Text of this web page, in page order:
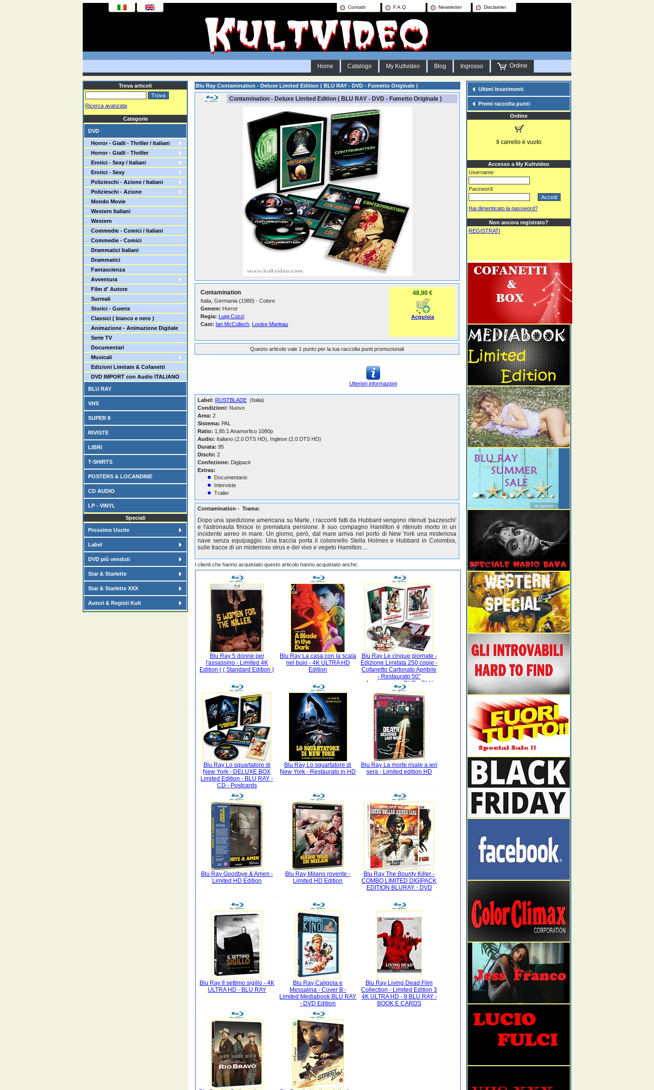
Contatti F.A.Q. Newsletter Disclaimer
Home Catalogo My Kultvideo Blog Ingrosso Ordine
Trova articoli
Ricerca avanzata
Categorie
DVD
Horror - Gialli - Thriller / Italiani
Horror - Gialli - Thriller
Erotici - Sexy / Italiani
Erotici - Sexy
Polizieschi - Azione / Italiani
Polizieschi - Azione
Mondo Movie
Western Italiani
Western
Commedie - Comici / Italiani
Commedie - Comici
Drammatici Italiani
Drammatici
Fantascienza
Avventura
Film d' Autore
Surreali
Storici - Guerra
Classici ( bianco e nero )
Animazione - Animazione Digitale
Serie TV
Documentari
Musicali
Edizioni Limitate & Cofanetti
DVD IMPORT con Audio ITALIANO
BLU RAY
VHS
SUPER 8
RIVISTE
LIBRI
T-SHIRTS
POSTERS & LOCANDINE
CD AUDIO
LP - VINYL
Speciali
Prossime Uscite
Label
DVD più venduti
Star & Starlette
Star & Starlette XXX
Autori & Registi Kult
Blu Ray Contamination - Deluxe Limited Edition ( BLU RAY - DVD - Fumetto Originale )
Contamination - Deluxe Limited Edition ( BLU RAY - DVD - Fumetto Originale )
Contamination
Italia, Germania (1980) - Colore
Genere: Horror
Regia: Luigi Cozzi
Cast: Ian McCulloch Louise Marleau
48,90 €
Acquista
Questo articolo vale 1 punto per la tua raccolta punti promozionali
Ulteriori informazioni
Label: RUSTBLADE (Italia)
Condizioni: Nuovo
Area: 2
Sistema: PAL
Ratio: 1,85:1 Anamorfico 1080p
Audio: Italiano (2.0 DTS HD), Inglese (2.0 DTS HD)
Durata: 95
Dischi: 2
Confezione: Digipack
Extras:
Documentario
Interviste
Trailer
Contamination - Trama:
Dopo una spedizione americana su Marte, i racconti fatti da Hubbard vengono ritenuti 'pazzeschi'
e l'astronauta finisce in prematura pensione. Il suo compagno Hamilton è ritenuto morto in un
incidente aereo in mare. Un giorno, però, dal mare arriva nel porto di New York una misteriosa
nave senza equipaggio. Una traccia porta il colonnello Stella Holmes e Hubbard in Colombia,
sulle tracce di un misterioso virus e del vivo e vegeto Hamilton....
I clienti che hanno acquistato questo articolo hanno acquistato anche:
Blu Ray 5 donne per
l'assassino - Limited 4K
Edition ( ( Standard Edition )
Blu Ray La casa con la scala
nel buio - 4K ULTRA HD
Edition
Blu Ray Le cinque giornate -
Edizione Limitata 250 copie -
Cofanetto Cartonato Apribile
- Restaurato 50°
Anniversario - DVD - BLU
RAY - Cartoline Da
Collezione
Blu Ray Lo squartatore di
New York - DELUXE BOX
Limited Edition - BLU RAY -
CD - Postcards
Blu Ray Lo squartatore di
New York - Restaurato in HD
Blu Ray La morte risale a ieri
sera - Limited edition HD
Blu Ray Goodbye & Amen -
Limited HD Edition
Blu Ray Milano rovente -
Limited HD Edition
Blu Ray The Bounty Killer -
COMBO LIMITED DIGIPACK
EDITION BLURAY - DVD
Blu Ray Il settimo sigillo - 4K
ULTRA HD - BLU RAY
Blu Ray Caligola e
Messalina - Cover B -
Limited Mediabook BLU RAY
- DVD Edition
Blu Ray Living Dead Film
Collection - Limited Edition 3
4K ULTRA HD - 8 BLU RAY -
BOOK E CARDS
Ultimi Inserimenti
Premi raccolta punti
Ordine
Il carrello è vuoto
Accesso a My Kultvideo
Username:
Password:
Hai dimenticato la password?
Non ancora registrato?
REGISTRATI